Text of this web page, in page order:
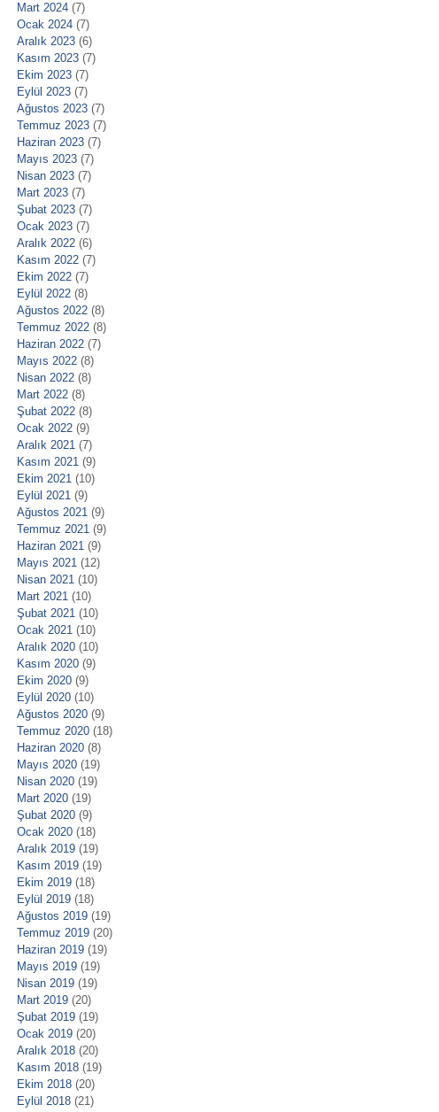
Mart 2024 (7)
Ocak 2024 (7)
Aralık 2023 (6)
Kasım 2023 (7)
Ekim 2023 (7)
Eylül 2023 (7)
Ağustos 2023 (7)
Temmuz 2023 (7)
Haziran 2023 (7)
Mayıs 2023 (7)
Nisan 2023 (7)
Mart 2023 (7)
Şubat 2023 (7)
Ocak 2023 (7)
Aralık 2022 (6)
Kasım 2022 (7)
Ekim 2022 (7)
Eylül 2022 (8)
Ağustos 2022 (8)
Temmuz 2022 (8)
Haziran 2022 (7)
Mayıs 2022 (8)
Nisan 2022 (8)
Mart 2022 (8)
Şubat 2022 (8)
Ocak 2022 (9)
Aralık 2021 (7)
Kasım 2021 (9)
Ekim 2021 (10)
Eylül 2021 (9)
Ağustos 2021 (9)
Temmuz 2021 (9)
Haziran 2021 (9)
Mayıs 2021 (12)
Nisan 2021 (10)
Mart 2021 (10)
Şubat 2021 (10)
Ocak 2021 (10)
Aralık 2020 (10)
Kasım 2020 (9)
Ekim 2020 (9)
Eylül 2020 (10)
Ağustos 2020 (9)
Temmuz 2020 (18)
Haziran 2020 (8)
Mayıs 2020 (19)
Nisan 2020 (19)
Mart 2020 (19)
Şubat 2020 (9)
Ocak 2020 (18)
Aralık 2019 (19)
Kasım 2019 (19)
Ekim 2019 (18)
Eylül 2019 (18)
Ağustos 2019 (19)
Temmuz 2019 (20)
Haziran 2019 (19)
Mayıs 2019 (19)
Nisan 2019 (19)
Mart 2019 (20)
Şubat 2019 (19)
Ocak 2019 (20)
Aralık 2018 (20)
Kasım 2018 (19)
Ekim 2018 (20)
Eylül 2018 (21)